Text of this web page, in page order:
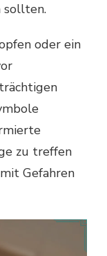
sollten.
oder ein
zu treffen
Gefahren